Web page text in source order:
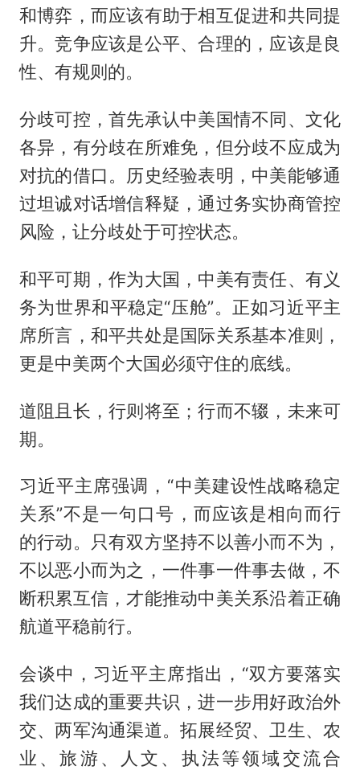
和博弈，而应该有助于相互促进和共同提
升。竞争应该是公平、合理的，应该是良
性、有规则的。
分歧可控，首先承认中美国情不同、文化
各异，有分歧在所难免，但分歧不应成为
对抗的借口。历史经验表明，中美能够通
过坦诚对话增信释疑，通过务实协商管控
风险，让分歧处于可控状态。
和平可期，作为大国，中美有责任、有义
务为世界和平稳定“压舱”。正如习近平主
席所言，和平共处是国际关系基本准则，
更是中美两个大国必须守住的底线。
道阻且长，行则将至；行而不辍，未来可
期。
习近平主席强调，“中美建设性战略稳定
关系”不是一句口号，而应该是相向而行
的行动。只有双方坚持不以善小而不为，
不以恶小而为之，一件事一件事去做，不
断积累互信，才能推动中美关系沿着正确
航道平稳前行。
会谈中，习近平主席指出，“双方要落实
我们达成的重要共识，进一步用好政治外
交、两军沟通渠道。拓展经贸、卫生、农
业、旅游、人文、执法等领域交流合